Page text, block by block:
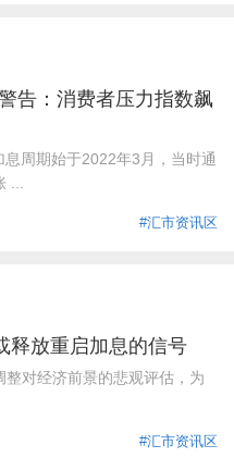
告：消费者压力指数飙
期始于2022年3月，当时通
...
#汇市资讯区
释放重启加息的信号
对经济前景的悲观评估，为
#汇市资讯区